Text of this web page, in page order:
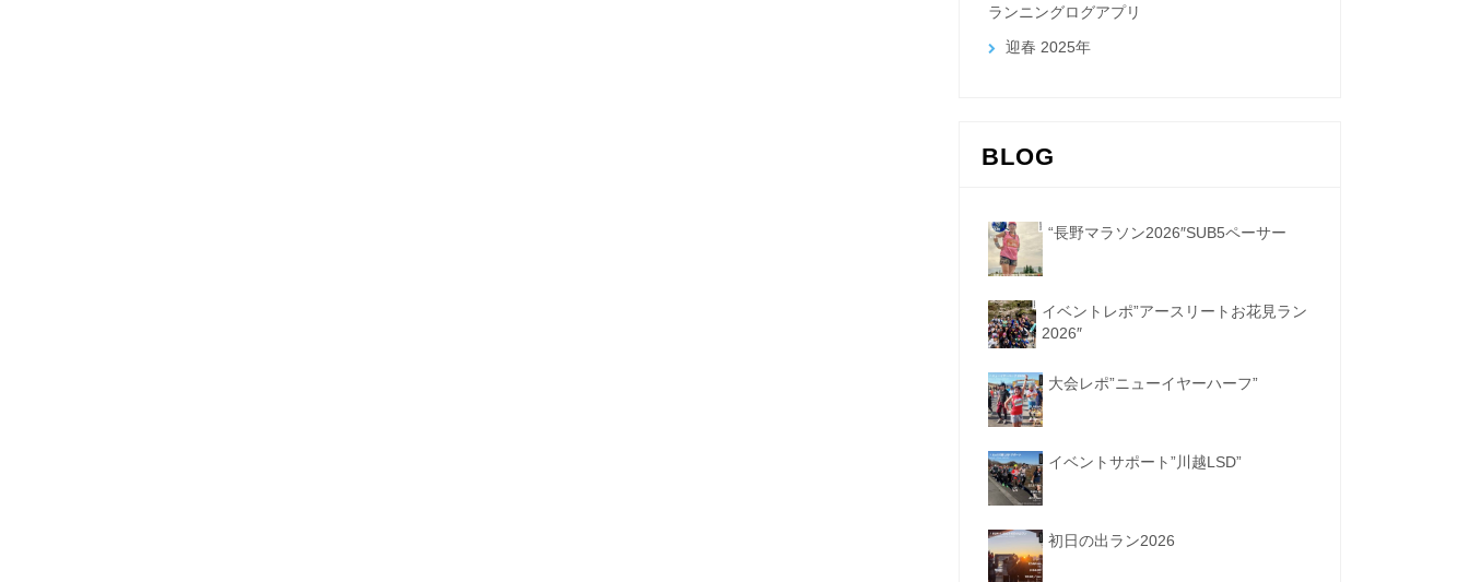
ランニングログアプリ
迎春 2025年
BLOG
“長野マラソン2026″SUB5ペーサー
イベントレポ”アースリートお花見ラン
2026″
大会レポ”ニューイヤーハーフ”
イベントサポート”川越LSD”
初日の出ラン2026